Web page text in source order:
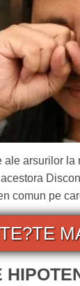
ale arsurilor la
comun pe